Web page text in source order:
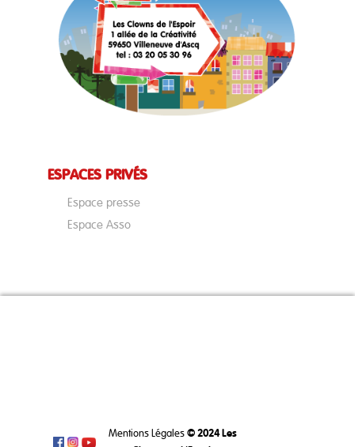
ESPACES PRIVÉS
Espace presse
Espace Asso
Mentions Légales © 2024 Les